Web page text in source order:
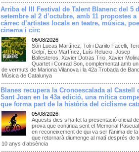
Arriba el III Festival de Talent Blanenc del 5
setembre al 2 d’octubre, amb 11 propostes a
càrrec d’artistes locals en teatre, música,
cinema i circ
06/08/2026
Són Lucas Martínez, Toli i Danilo Facelli,
Gelpí, Eco Martínez, Luís Relucio, Josep
Ballesteros, Xavier Dotras Trio, Xavier
Quartet i Conrad Son, complementat amb
de vermuts de Mariona Vilanova i la 42a Trobada de
Música de Catalunya
Blanes recupera la Cronoescalada al Castell
Sant Joan en la 43a edició, una mítica
que forma part de la història del ciclisme
05/08/2026
Aquests dies s’ha fet la presentació oficial
prova que continua sent el Memorial
en reconeixement de qui va ser l’ànima de
que retornarà diumenge al matí després de
10 anys d’absència